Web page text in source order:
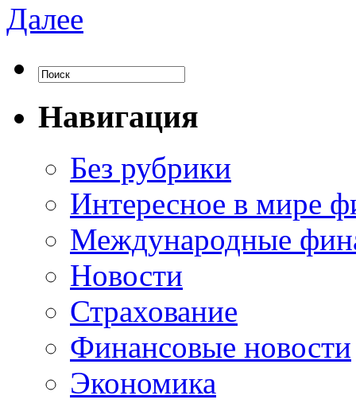
Далее
Навигация
Без рубрики
Интересное в мире
Международные
Новости
Страхование
Финансовые новости
Экономика